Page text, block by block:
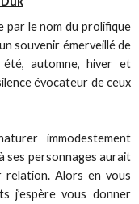
par le nom du prolifique
souvenir émerveillé de
automne, hiver et
évocateur de ceux
immodestement
ses personnages aurait
relation. Alors en vous
j’espèrevous donner